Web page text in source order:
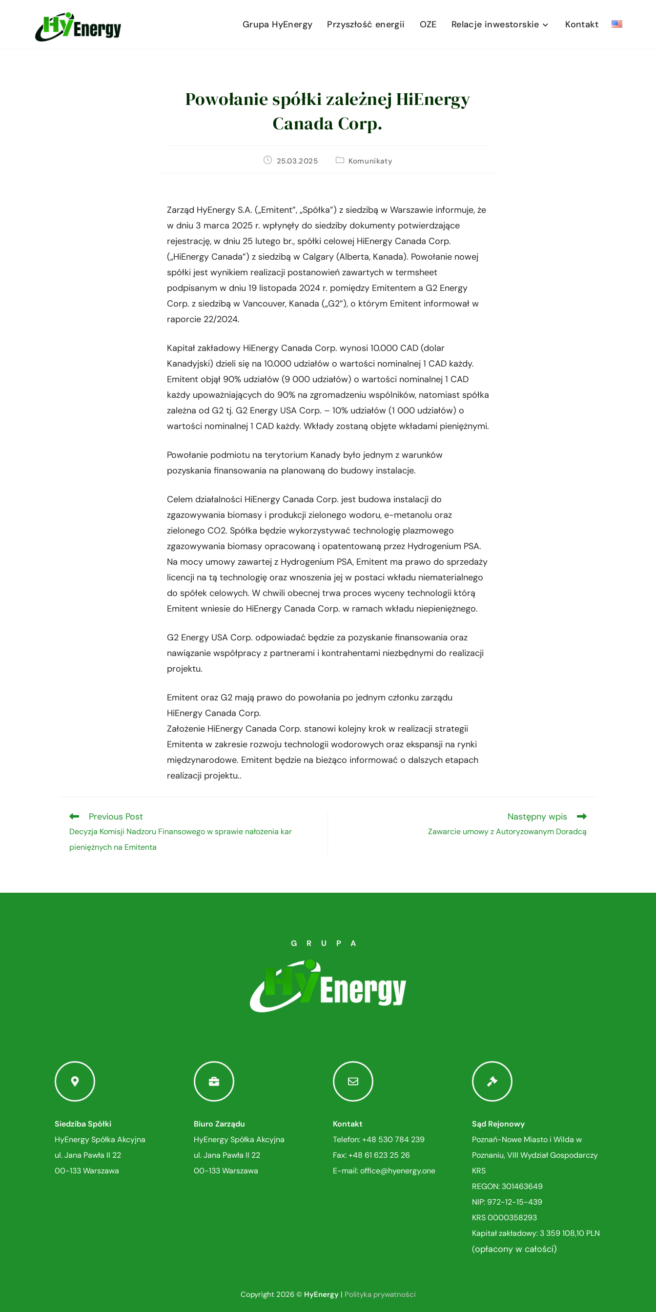
Grupa HyEnergy Przyszłość energii OZE Relacje inwestorskie Kontakt
Powołanie spółki zależnej HiEnergy
Canada Corp.
25.03.2025 Komunikaty
Zarząd HyEnergy S.A. („Emitent”, „Spółka”) z siedzibą w Warszawie informuje, że
w dniu 3 marca 2025 r. wpłynęły do siedziby dokumenty potwierdzające
rejestrację, w dniu 25 lutego br., spółki celowej HiEnergy Canada Corp.
(„HiEnergy Canada”) z siedzibą w Calgary (Alberta, Kanada). Powołanie nowej
spółki jest wynikiem realizacji postanowień zawartych w termsheet
podpisanym w dniu 19 listopada 2024 r. pomiędzy Emitentem a G2 Energy
Corp. z siedzibą w Vancouver, Kanada („G2”), o którym Emitent informował w
raporcie 22/2024.
Kapitał zakładowy HiEnergy Canada Corp. wynosi 10.000 CAD (dolar
Kanadyjski) dzieli się na 10.000 udziałów o wartości nominalnej 1 CAD każdy.
Emitent objął 90% udziałów (9 000 udziałów) o wartości nominalnej 1 CAD
każdy upoważniających do 90% na zgromadzeniu wspólników, natomiast spółka
zależna od G2 tj. G2 Energy USA Corp. – 10% udziałów (1 000 udziałów) o
wartości nominalnej 1 CAD każdy. Wkłady zostaną objęte wkładami pieniężnymi.
Powołanie podmiotu na terytorium Kanady było jednym z warunków
pozyskania finansowania na planowaną do budowy instalacje.
Celem działalności HiEnergy Canada Corp. jest budowa instalacji do
zgazowywania biomasy i produkcji zielonego wodoru, e-metanolu oraz
zielonego CO2. Spółka będzie wykorzystywać technologię plazmowego
zgazowywania biomasy opracowaną i opatentowaną przez Hydrogenium PSA.
Na mocy umowy zawartej z Hydrogenium PSA, Emitent ma prawo do sprzedaży
licencji na tą technologię oraz wnoszenia jej w postaci wkładu niematerialnego
do spółek celowych. W chwili obecnej trwa proces wyceny technologii którą
Emitent wniesie do HiEnergy Canada Corp. w ramach wkładu niepieniężnego.
G2 Energy USA Corp. odpowiadać będzie za pozyskanie finansowania oraz
nawiązanie współpracy z partnerami i kontrahentami niezbędnymi do realizacji
projektu.
Emitent oraz G2 mają prawo do powołania po jednym członku zarządu
HiEnergy Canada Corp.
Założenie HiEnergy Canada Corp. stanowi kolejny krok w realizacji strategii
Emitenta w zakresie rozwoju technologii wodorowych oraz ekspansji na rynki
międzynarodowe. Emitent będzie na bieżąco informować o dalszych etapach
realizacji projektu..
Previous Post
Decyzja Komisji Nadzoru Finansowego w sprawie nałożenia kar
pieniężnych na Emitenta
Następny wpis
Zawarcie umowy z Autoryzowanym Doradcą
GRUPA
Siedziba Spółki
HyEnergy Spółka Akcyjna
ul. Jana Pawła II 22
00-133 Warszawa
Biuro Zarządu
HyEnergy Spółka Akcyjna
ul. Jana Pawła II 22
00-133 Warszawa
Kontakt
Telefon: +48 530 784 239
Fax: +48 61 623 25 26
E-mail: office@hyenergy.one
Sąd Rejonowy
Poznań-Nowe Miasto i Wilda w
Poznaniu, VIII Wydział Gospodarczy
KRS
REGON: 301463649
NIP: 972-12-15-439
KRS 0000358293
Kapitał zakładowy: 3 359 108,10 PLN
(opłacony w całości)
Copyright 2026 © HyEnergy| Polityka prywatności